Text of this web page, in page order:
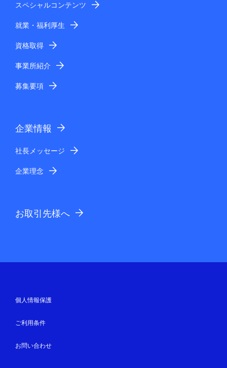
スペシャルコンテンツ
就業・福利厚生
資格取得
事業所紹介
募集要項
企業情報
社長メッセージ
企業理念
お取引先様へ
個人情報保護
ご利用条件
お問い合わせ